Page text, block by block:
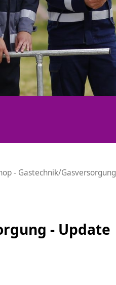
- Gastechnik/Gasversorgung
- Update